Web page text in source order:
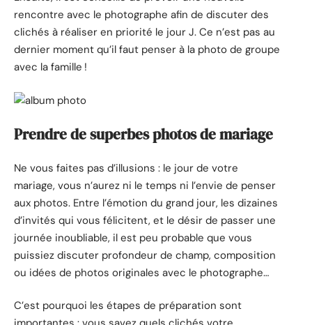
rencontre avec le photographe afin de discuter des
clichés à réaliser en priorité le jour J. Ce n’est pas au
dernier moment qu’il faut penser à la photo de groupe
avec la famille !
Prendre de superbes photos de mariage
Ne vous faites pas d’illusions : le jour de votre
mariage, vous n’aurez ni le temps ni l’envie de penser
aux photos. Entre l’émotion du grand jour, les dizaines
d’invités qui vous félicitent, et le désir de passer une
journée inoubliable, il est peu probable que vous
puissiez discuter profondeur de champ, composition
ou idées de photos originales avec le photographe…
C’est pourquoi les étapes de préparation sont